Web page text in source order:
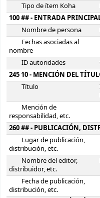
Tipo de ítem Koha
100 ## - ENTRADA
Nombre de persona
Fechas asociadas al
nombre
ID autoridades
245 10 - MENCIÓN DEL
Título
Mención de
responsabilidad, etc.
260 ## - PUBLICACIÓN,
Lugar de publicación,
distribución, etc.
Nombre del editor,
distribuidor, etc.
Fecha de publicación,
distribución, etc.